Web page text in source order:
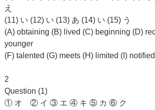
え
(11) い (12) い (13) あ (14) い (15) う
(A) obtaining (B) lived (C) beginning (D)
younger
(F) talented (G) meets (H) limited (I)
2
Question (1)
① オ ② イ ③ エ ④ キ ⑤ カ ⑥ ク